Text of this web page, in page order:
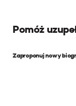
Pomóż
Zaproponuj nowy